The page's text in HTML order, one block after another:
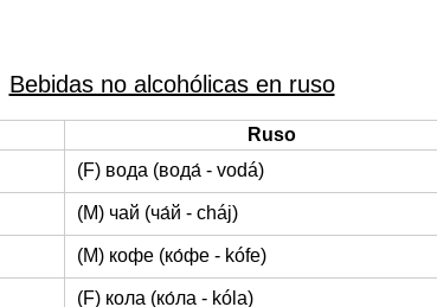
Bebidas no alcohólicas en ruso
Ruso
(F) вода (вода́ - vodá)
(M) чай (ча́й - cháj)
(M) кофе (ко́фе - kófe)
(F) кола (ко́ла - kóla)